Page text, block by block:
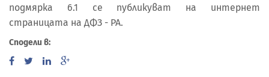
подмярка 6.1 се публикуват на интернет
страницата на ДФЗ - РА.
Сподели в: